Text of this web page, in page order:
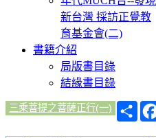
新台灣 採訪正覺教
育基金會(二)
書籍介紹
局版書目錄
結緣書目錄
三乘菩提之菩薩正行(一)
分
享